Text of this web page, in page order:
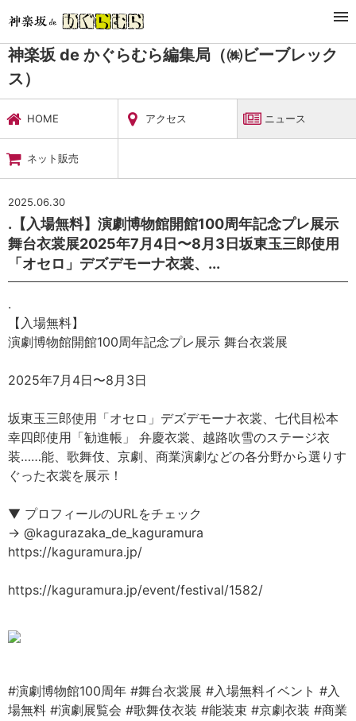
暮らし・娯楽
神楽坂 de かぐらむら編集局（㈱ビーブレックス）
ニュース
神楽坂 de かぐらむら編集局（㈱ビーブレック
ス）
HOME アクセス ニュース
ネット販売
2025.06.30
.【入場無料】演劇博物館開館100周年記念プレ展示
舞台衣裳展2025年7月4日〜8月3日坂東玉三郎使用
「オセロ」デズデモーナ衣裳、...
.
【入場無料】
演劇博物館開館100周年記念プレ展示 舞台衣裳展
2025年7月4日〜8月3日
坂東玉三郎使用「オセロ」デズデモーナ衣裳、七代目松本
幸四郎使用「勧進帳」 弁慶衣裳、越路吹雪のステージ衣
装……能、歌舞伎、京劇、商業演劇などの各分野から選りす
ぐった衣裳を展示！
▼ プロフィールのURLをチェック
→ @kagurazaka_de_kaguramura
https://kaguramura.jp/
https://kaguramura.jp/event/festival/1582/
#演劇博物館100周年 #舞台衣裳展 #入場無料イベント #入
場無料 #演劇展覧会 #歌舞伎衣装 #能装束 #京劇衣装 #商業